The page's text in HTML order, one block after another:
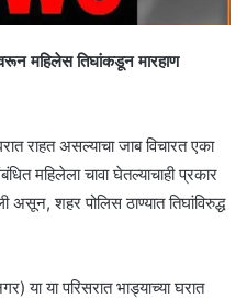
महिलेस तिघांकडून मारहाण
राहत असल्याचा जाब विचारत एका
महिलेला चावा घेतल्याचाही प्रकार
शहर पोलिस ठाण्यात तिघांविरुद्ध
या या परिसरात भाड्याच्या घरात